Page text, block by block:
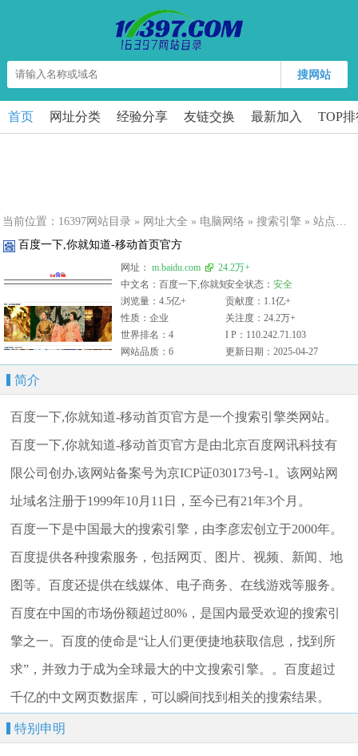
搜网站
首页 网址分类 经验分享 友链交换 最新加入 TOP
当前位置： 16397网站目录 » 网址大全 » 电脑网络 » 搜索引擎 » 站点详细
百度一下,你就知道-移动首页官方
网址： m.baidu.com
24.2万+
中文名：百度一下,你就知道-移动首页官方
安全状态：安全
浏览量：4.5亿+
贡献度：1.1亿+
性质：企业
关注度：24.2万+
世界排名：4
I P：110.242.71.103
网站品质：6
更新日期：2025-04-27
简介
百度一下,你就知道-移动首页官方是一个搜索引擎类网站。
百度一下,你就知道-移动首页官方是由北京百度网讯科技有
限公司创办,该网站备案号为京ICP证030173号-1。该网站网
址域名注册于1999年10月11日，至今已有21年3个月。
百度一下是中国最大的搜索引擎，由李彦宏创立于2000年。
百度提供各种搜索服务，包括网页、图片、视频、新闻、地
图等。百度还提供在线媒体、电子商务、在线游戏等服务。
百度在中国的市场份额超过80%，是国内最受欢迎的搜索引
擎之一。百度的使命是“让人们更便捷地获取信息，找到所
求”，并致力于成为全球最大的中文搜索引擎。。百度超过
千亿的中文网页数据库，可以瞬间找到相关的搜索结果。
特别申明